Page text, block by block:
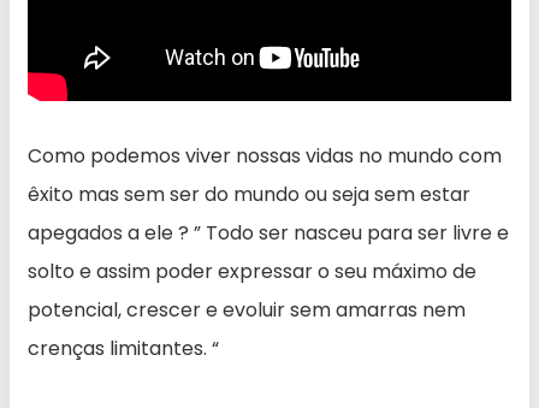
Como podemos viver nossas vidas no mundo com
êxito mas sem ser do mundo ou seja sem estar
apegados a ele ? ” Todo ser nasceu para ser livre e
solto e assim poder expressar o seu máximo de
potencial, crescer e evoluir sem amarras nem
crenças limitantes. “